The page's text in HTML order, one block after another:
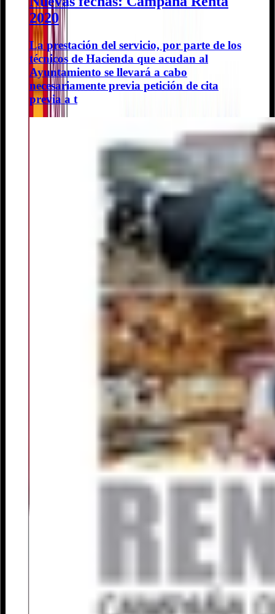
2020
La prestación del servicio, por parte de los
técnicos de Hacienda que acudan al
Ayuntamiento se llevará a cabo
necesariamente previa petición de cita
previa a t